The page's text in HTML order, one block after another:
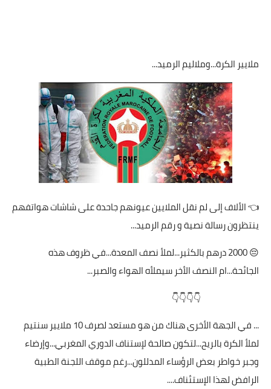
ملايير الكرة...وملاليم الرميد...
👈 الألاف إلى لم نقل الملايين عيونهم جاحدة على شاشات هواتفهم
ينتظرون رسالة نصية و رقم الرميد...
😔 2000 درهم بالكثير...لملأ نصف المعدة...في ظروف هذه
الجائحة...ام النصف الأخر سيملأه الهواء والصبر...
👇👇👇👇
... في الجهة الأخرى هناك من هو مستعد لصرف 10 ملايير سنتيم
لملأ الكرة بالريح...لتكون صالحة لإستناف الدوري المغربي...وإرضاء
وجبر خواطر بعض الرؤساء المدللون...رغم موقف اللجنة الطبية
الرافض لهذا الإستئناف....